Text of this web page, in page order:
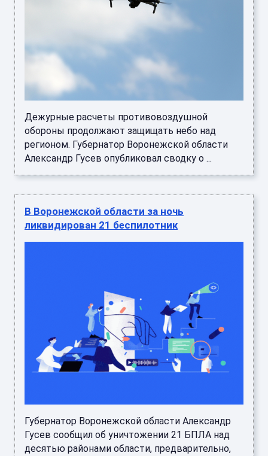
Дежурные расчеты противовоздушной
обороны продолжают защищать небо над
регионом. Губернатор Воронежской области
Александр Гусев опубликовал сводку о ...
В Воронежской области за ночь
ликвидирован 21 беспилотник
Губернатор Воронежской области Александр
Гусев сообщил об уничтожении 21 БПЛА над
десятью районами области, предварительно,